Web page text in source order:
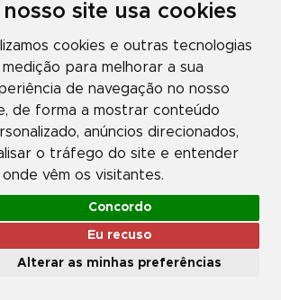
nosso site usa cookies
cookies e outras tecnologias
para melhorar a sua
de navegação no nosso
de forma a mostrar conteúdo
anúncios direcionados,
o tráfego do site e entender
vêm os visitantes.
Concordo
Eu recuso
Alterar as minhas preferências
Política de Privacidadeda Martifanel
© 2026. Todos os direitos reservados.
DesenvolvimentoDS